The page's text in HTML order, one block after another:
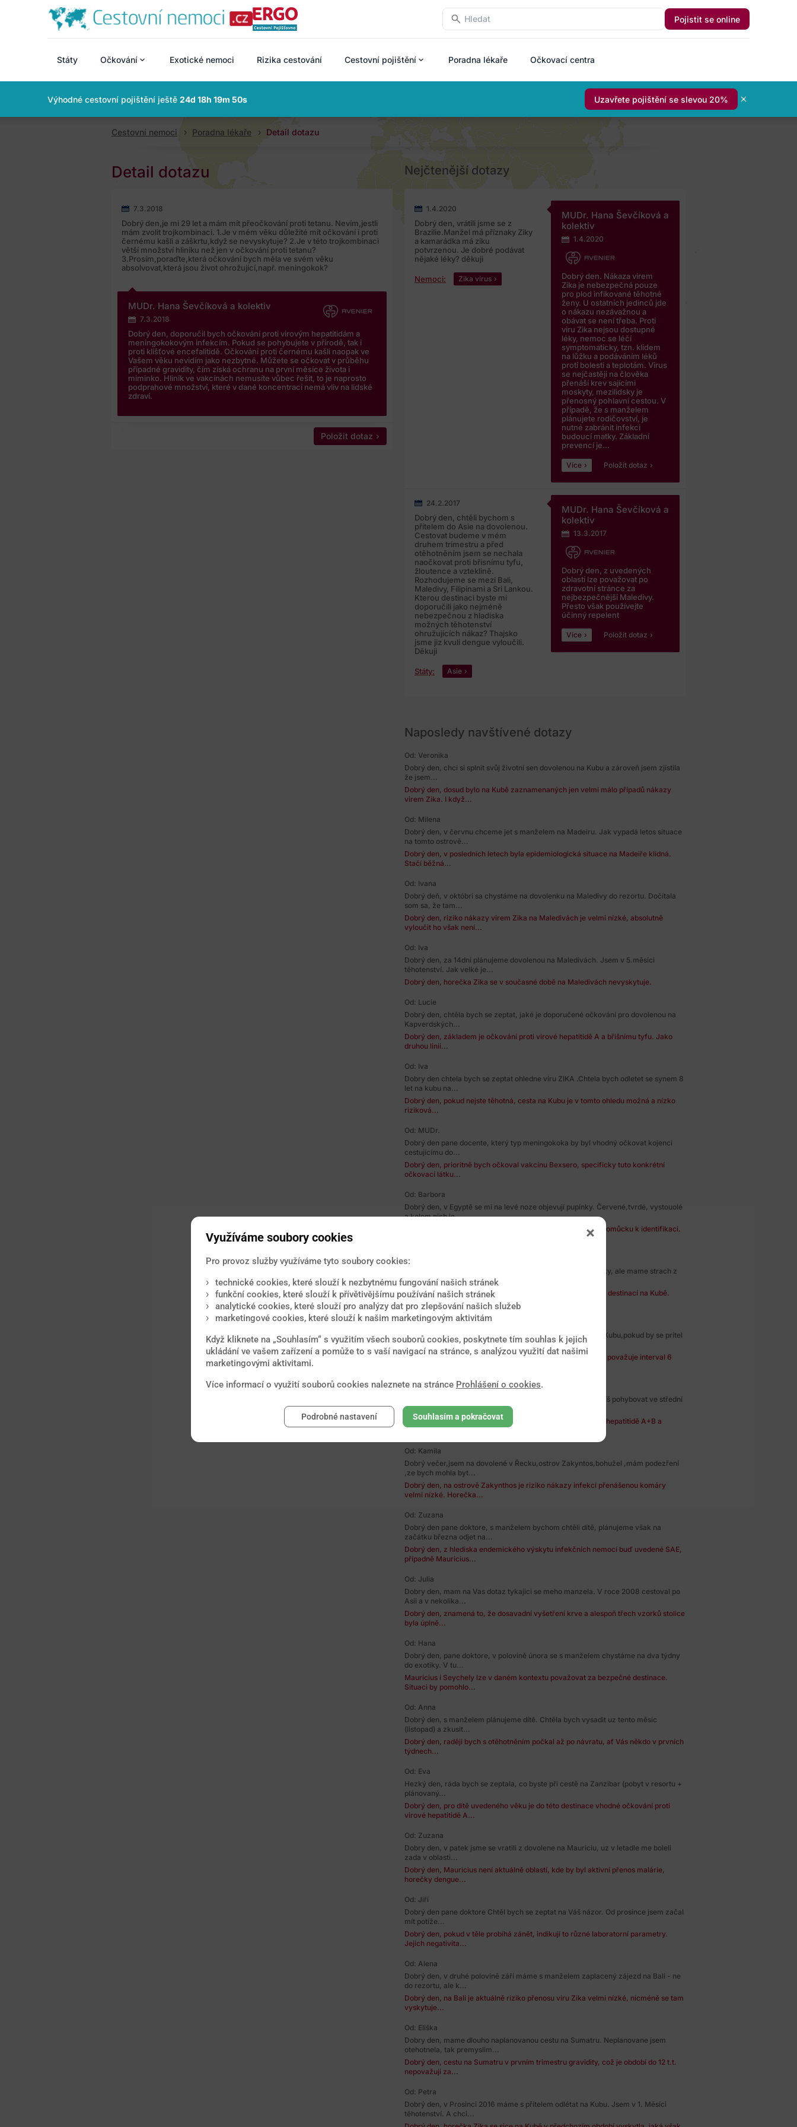
Pojistit se online
Státy Očkování Exotické nemoci Rizika cestování Cestovní pojištění Poradna lékaře Očkovací centra
Výhodné cestovní pojištění ještě 24d 18h 19m 50s Uzavřete pojištění se slevou 20%
Cestovní nemoci Poradna lékaře Detail dotazu
Detail dotazu
7.3.2018
Dobrý den,je mi 29 let a mám mít přeočkování proti tetanu. Nevím,jestli
mám zvolit trojkombinaci. 1.Je v mém věku důležité mít očkování i proti
černému kašli a záškrtu,když se nevyskytuje? 2.Je v této trojkombinaci
větší množství hliníku než jen v očkování proti tetanu?
3.Prosím,poraďte,která očkování bych měla ve svém věku
absolvovat,která jsou život ohrožující,např. meningokok?
MUDr. Hana Ševčíková a kolektiv
7.3.2018
Dobrý den, doporučil bych očkování proti virovým hepatitidám a
meningokokovým infekcím. Pokud se pohybujete v přírodě, tak i
proti klíšťové encefalitidě. Očkování proti černému kašli naopak ve
Vašem věku nevidím jako nezbytné. Můžete se očkovat v průběhu
případné gravidity, čím získá ochranu na první měsíce života i
miminko. Hliník ve vakcínách nemusíte vůbec řešit, to je naprosto
podprahové množství, které v dané koncentraci nemá vliv na lidské
zdraví.
Položit dotaz
Nejčtenější dotazy
1.4.2020
Dobrý den, vrátili jsme se z
Brazilie.Manžel má příznaky Ziky
a kamarádka má ziku
potvrzenou. Je dobré podávat
nějaké léky? děkuji
Nemoci: Zika virus
MUDr. Hana Ševčíková a
kolektiv
1.4.2020
Dobrý den. Nákaza virem
Zika je nebezpečná pouze
pro plod infikované těhotné
ženy. U ostatních jedinců jde
o nákazu nezávažnou a
obávat se není třeba. Proti
viru Zika nejsou dostupné
léky, nemoc se léčí
symptomaticky, tzn. klidem
na lůžku a podáváním léků
proti bolesti a teplotám. Virus
se nejčastěji na člověka
přenáší krev sajícími
moskyty, mezilidsky je
přenosný pohlavní cestou. V
případě, že s manželem
plánujete rodičovství, je
nutné zabránit infekci
budoucí matky. Základní
prevencí je...
Více Položit dotaz
24.2.2017
Dobrý den, chtěli bychom s
přítelem do Asie na dovolenou.
Cestovat budeme v mém
druhem trimestru a před
otěhotněním jsem se nechala
naočkovat proti břisnímu tyfu,
žloutence a vzteklině.
Rozhodujeme se mezi Bali,
Maledivy, Filipinami a Sri Lankou.
Kterou destinaci byste mi
doporučili jako nejméně
nebezpečnou z hladiska
možných těhotenství
ohružujících nákaz? Thajsko
jsme jiz kvuli dengue vyloučili.
Děkuji
Státy: Asie
MUDr. Hana Ševčíková a
kolektiv
13.3.2017
Dobrý den, z uvedených
oblastí lze považovat po
zdravotní stránce za
nejbezpečnější Maledivy.
Přesto však používejte
účinný repelent
Více Položit dotaz
Naposledy navštívené dotazy
Od: Veronika
Dobrý den, chci si splnit svůj životní sen dovolenou na Kubu a zároveň jsem zjistila
že jsem...
Dobrý den, dosud bylo na Kubě zaznamenaných jen velmi málo případů nákazy
virem Zika. I když...
Od: Milena
Dobrý den, v červnu chceme jet s manželem na Madeiru. Jak vypadá letos situace
na tomto ostrově...
Dobrý den, v posledních letech byla epidemiologická situace na Madeiře klidná.
Stačí běžná...
Od: Ivana
Dobrý deň, v októbri sa chystáme na dovolenku na Maledivy do rezortu. Dočítala
som sa, že tam...
Dobrý den, riziko nákazy virem Zika na Maledivách je velmi nízké, absolutně
vyloučit ho však není...
Od: Iva
Dobrý den, za 14dní plánujeme dovolenou na Maledivách. Jsem v 5.měsíci
těhotenství. Jak velké je...
Dobrý den, horečka Zika se v současné době na Maledivách nevyskytuje.
Od: Lucie
Dobrý den, chtěla bych se zeptat, jaké je doporučené očkování pro dovolenou na
Kapverdských...
Dobrý den, základem je očkování proti virové hepatitidě A a břišnímu tyfu. Jako
druhou linii...
Od: Iva
Dobry den chtela bych se zeptat ohledne viru ZIKA .Chtela bych odletet se synem 8
let na kubu na...
Dobrý den, pokud nejste těhotná, cesta na Kubu je v tomto ohledu možná a nízko
riziková...
Od: MUDr.
Dobrý den pane docente, který typ meningokoka by byl vhodný očkovat kojenci
cestujícímu do...
Dobrý den, prioritně bych očkoval vakcínu Bexsero, specificky tuto konkrétní
očkovací látku...
Od: Barbora
Dobrý den, v Egyptě se mi na levé noze objevují pupínky. Červené,tvrdé, vystouolé
a kolem nich je...
Dobrý den, uvedený popis bez fotografií nepřináší zásadní pomůcku k identifikaci.
Od: Hana
Dobry den. Rady bYchom na svatebni cestu nekam do exotiky, ale mame strach z
viru Zika, jelikoz...
Dobrý den, nejnižší výskyt infekčních nákaz je z uvedených destinací na Kubě.
Přesto absolvujte...
Od: Vlasta
Dobry den,chtela jsem se zeptat,v zari jedem s pritelem na Kubu,pokud by se pritel
nakazil virem...
Dobrý den, podle aktuálních znalostí se za bezpečný odstup považuje interval 6
Od: Terezie
Dobrý den, v dubnu se chystám na Srí Lanku. Budu se nejspíš pohybovat ve střední
a jižní části...
Dobrý den, pro Sri Lanku je základem očkování proti virové hepatitidě A+B a
Od: Kamila
Dobrý večer,jsem na dovolené v Řecku,ostrov Zakyntos,bohužel ,mám podezření
,ze bych mohla byt...
Dobrý den, na ostrově Zakynthos je riziko nákazy infekcí přenášenou komáry
velmi nízké. Horečka...
Od: Zuzana
Dobrý den pane doktore, s manželem bychom chtěli dítě, plánujeme však na
začátku března odjet na...
Dobrý den, z hlediska endemického výskytu infekčních nemocí buď uvedené SAE,
případně Mauricius...
Od: Julia
Dobry den, mam na Vas dotaz tykajici se meho manzela. V roce 2008 cestoval po
Asii a v nekolika...
Dobrý den, znamená to, že dosavadní vyšetření krve a alespoň třech vzorků stolice
byla úplně...
Od: Hana
Dobrý den, pane doktore, v polovině února se s manželem chystáme na dva týdny
do exotiky. V tu...
Mauricius i Seychely lze v daném kontextu považovat za bezpečné destinace.
Situaci by pomohlo...
Od: Anna
Dobrý den, s manželem plánujeme dítě. Chtěla bych vysadit uz tento měsíc
(listopad) a zkusit...
Dobrý den, raději bych s otěhotněním počkal až po návratu, ať Vás někdo v prvních
týdnech...
Od: Eva
Hezký den, ráda bych se zeptala, co byste při cestě na Zanzibar (pobyt v resortu +
plánovaný...
Dobrý den, pro dítě uvedeného věku je do této destinace vhodné očkování proti
virové hepatitidě A...
Od: Zuzana
Dobry den, v patek jsme se vratili z dovolene na Mauriciu, uz v letadle me boleli
zada v oblasti...
Dobrý den, Mauricius není aktuálně oblastí, kde by byl aktivní přenos malárie,
horečky dengue...
Od: Jiří
Dobrý den pane doktore Chtěl bych se zeptat na Váš názor. Od prosince jsem začal
mít potíže...
Dobrý den, pokud v těle probíhá zánět, indikují to různé laboratorní parametry.
Jejich negativita...
Od: Alena
Dobrý den, v druhé polovině září máme s manželem zaplacený zájezd na Bali - ne
do rezortu, ale k...
Dobrý den, na Bali je aktuálně riziko přenosu viru Zika velmi nízké, nicméně se tam
vyskytuje...
Od: Eliška
Dobry den, mame dlouho naplanovanou cestu na Sumatru. Neplanovane jsem
otehotnela, tak premyslim...
Dobrý den, cestu na Sumatru v prvním trimestru gravidity, což je období do 12 t.t.
nepovažuji za...
Od: Petra
Dobrý den, v Prosinci 2016 máme s přítelem odlétat na Kubu. Jsem v 1. Měsíci
těhotenství. A chci...
Využíváme soubory cookies
Pro provoz služby využíváme tyto soubory cookies:
technické cookies, které slouží k nezbytnému fungování našich stránek
funkční cookies, které slouží k přívětivějšímu používání našich stránek
analytické cookies, které slouží pro analýzy dat pro zlepšování našich služeb
marketingové cookies, které slouží k našim marketingovým aktivitám
Když kliknete na „Souhlasím“ s využitím všech souborů cookies, poskytnete tím souhlas k jejich
ukládání ve vašem zařízení a pomůže to s vaší navigací na stránce, s analýzou využití dat našimi
marketingovými aktivitami.
Více informací o využití souborů cookies naleznete na stránce Prohlášení o cookies.
Podrobné nastavení Souhlasím a pokračovat